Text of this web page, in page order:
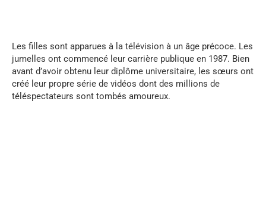
Les filles sont apparues à la télévision à un âge précoce. Les
jumelles ont commencé leur carrière publique en 1987. Bien
avant d’avoir obtenu leur diplôme universitaire, les sœurs ont
créé leur propre série de vidéos dont des millions de
téléspectateurs sont tombés amoureux.